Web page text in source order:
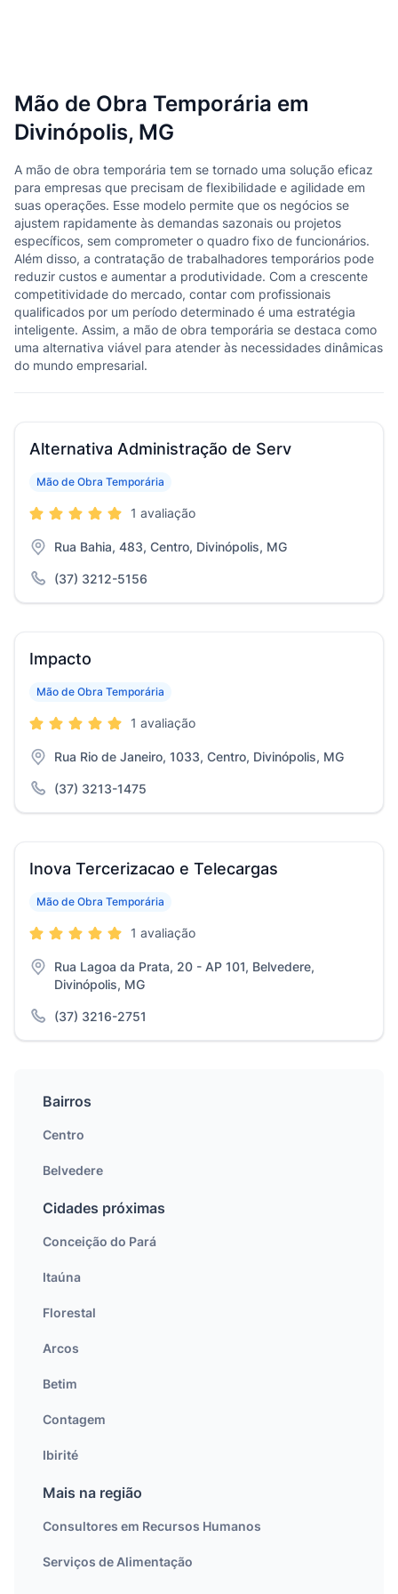
Mão de Obra Temporária em
Divinópolis, MG
A mão de obra temporária tem se tornado uma solução eficaz
para empresas que precisam de flexibilidade e agilidade em
suas operações. Esse modelo permite que os negócios se
ajustem rapidamente às demandas sazonais ou projetos
específicos, sem comprometer o quadro fixo de funcionários.
Além disso, a contratação de trabalhadores temporários pode
reduzir custos e aumentar a produtividade. Com a crescente
competitividade do mercado, contar com profissionais
qualificados por um período determinado é uma estratégia
inteligente. Assim, a mão de obra temporária se destaca como
uma alternativa viável para atender às necessidades dinâmicas
do mundo empresarial.
Alternativa Administração de Serv
Mão de Obra Temporária
1 avaliação
Rua Bahia, 483, Centro, Divinópolis, MG
(37) 3212-5156
Impacto
Mão de Obra Temporária
1 avaliação
Rua Rio de Janeiro, 1033, Centro, Divinópolis, MG
(37) 3213-1475
Inova Tercerizacao e Telecargas
Mão de Obra Temporária
1 avaliação
Rua Lagoa da Prata, 20 - AP 101, Belvedere,
Divinópolis, MG
(37) 3216-2751
Bairros
Centro
Belvedere
Cidades próximas
Conceição do Pará
Itaúna
Florestal
Arcos
Betim
Contagem
Ibirité
Mais na região
Consultores em Recursos Humanos
Serviços de Alimentação